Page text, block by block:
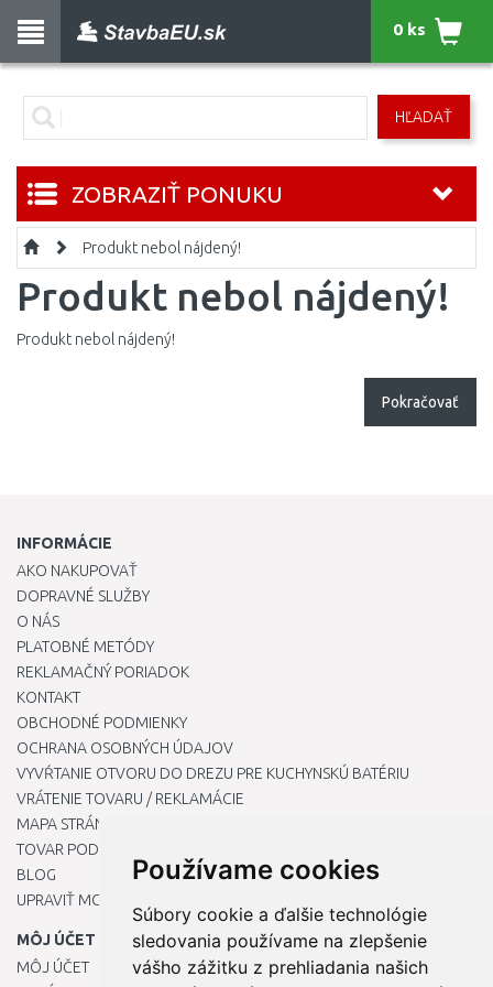
Používame cookies
Súbory cookie a ďalšie technológie
sledovania používame na zlepšenie
vášho zážitku z prehliadania našich
HĽADAŤ
0 ks
ZOBRAZIŤ PONUKU
Produkt nebol nájdený!
Produkt nebol nájdený!
Produkt nebol nájdený!
Pokračovať
INFORMÁCIE
AKO NAKUPOVAŤ
DOPRAVNÉ SLUŽBY
O NÁS
PLATOBNÉ METÓDY
REKLAMAČNÝ PORIADOK
KONTAKT
OBCHODNÉ PODMIENKY
OCHRANA OSOBNÝCH ÚDAJOV
VYVŔTANIE OTVORU DO DREZU PRE KUCHYNSKÚ BATÉRIU
VRÁTENIE TOVARU / REKLAMÁCIE
MAPA STRÁNOK
TOVAR PODĽA ZNAČIEK
BLOG
UPRAVIŤ MOJE PREDVOĽBY COOKIES
MÔJ ÚČET
MÔJ ÚČET